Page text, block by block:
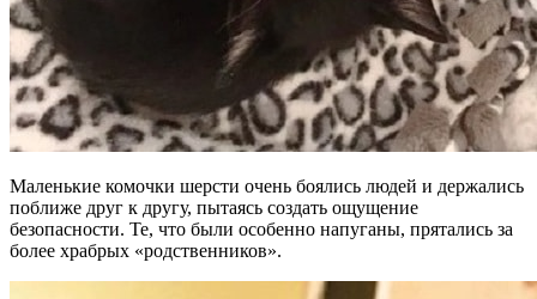
Маленькие комочки шерсти очень боялись людей и держались
поближе друг к другу, пытаясь создать ощущение
безопасности. Те, что были особенно напуганы, прятались за
более храбрых «родственников».